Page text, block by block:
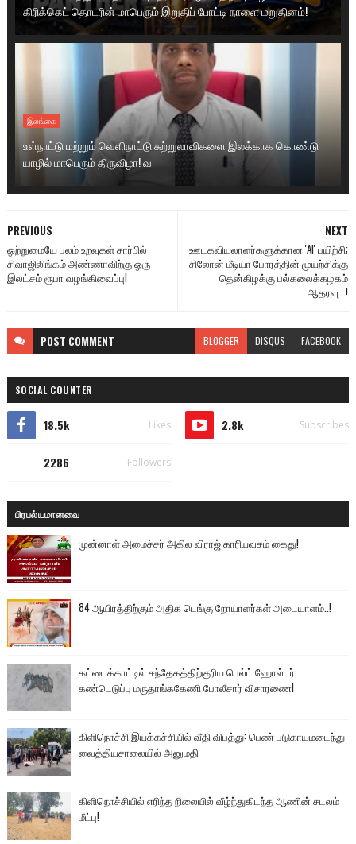
கிரிக்கெட் தொடரின் மாபெரும் இறுதிப் போட்டி நாளை மறுதினம்!
இலங்கை
உள்நாட்டு மற்றும் வெளிநாட்டு சுற்றுலாவிகளை இலக்காக கொண்டு
யாழில் மாபெரும் திருவிழா! வ
NEXT
ஊடகவியலாளர்களுக்கான 'AI' பயிற்சி;
சிலோன் மீடியா போரத்தின் முயற்சிக்கு
தென்கிழக்கு பல்கலைக்கழகம்
ஆதரவு...!
PREVIOUS
ஒற்றுமையே பலம் உறவுகள் சார்பில்
சிவாஜிலிங்கம் அண்ணாவிற்கு ஒரு
இலட்சம் ரூபா வழங்கிவைப்பு!
POST COMMENT BLOGGER DISQUS FACEBOOK
SOCIAL COUNTER
18.5k Likes 2.8k Subscribes
2286 Followers
பிரபல்யமானவை
முன்னாள் அமைச்சர் அகில விராஜ் காரியவசம் கைது!
84 ஆயிரத்திற்கும் அதிக டெங்கு நோயாளர்கள் அடையாளம்..!
கட்டைக்காட்டில் சந்தேகத்திற்குரிய பெல்ட் ஹோல்டர்
கண்டெடுப்பு மருதாங்ககேணி போலீசார் விசாரணை!
கிளிநொச்சி இயக்கச்சியில் வீதி விபத்து: பெண் படுகாயமடைந்து
வைத்தியசாலையில் அனுமதி
கிளிநொச்சியில் எரிந்த நிலையில் வீழ்ந்துகிடந்த ஆணின் சடலம்
மீட்பு!